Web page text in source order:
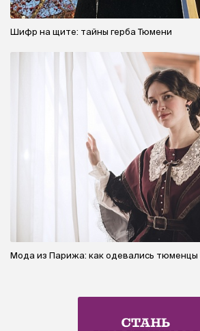
Шифр на щите: тайны герба Тюмени
Мода из Парижа: как одевались